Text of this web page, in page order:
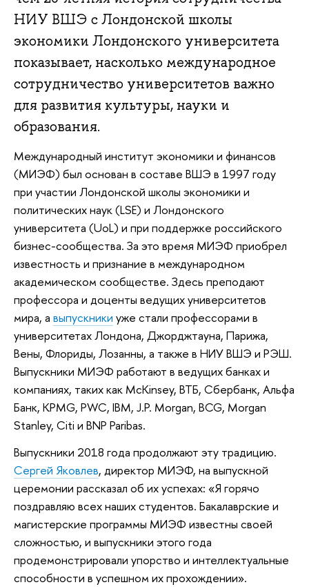
НИУ ВШЭ с Лондонской школы
экономики Лондонского университета
показывает, насколько международное
сотрудничество университетов важно
для развития культуры, науки и
образования.
Международный институт экономики и финансов
(МИЭФ) был основан в составе ВШЭ в 1997 году
при участии Лондонской школы экономики и
политических наук (LSE) и Лондонского
университета (UoL) и при поддержке российского
бизнес-сообщества. За это время МИЭФ приобрел
известность и признание в международном
академическом сообществе. Здесь преподают
профессора и доценты ведущих университетов
мира, а выпускники уже стали профессорами в
университетах Лондона, Джорджтауна, Парижа,
Вены, Флориды, Лозанны, а также в НИУ ВШЭ и РЭШ.
Выпускники МИЭФ работают в ведущих банках и
компаниях, таких как McKinsey, ВТБ, Сбербанк, Альфа
Банк, KPMG, PWC, IBM, J.P. Morgan, BCG, Morgan
Stanley, Citi и BNP Paribas.
Выпускники 2018 года продолжают эту традицию.
Сергей Яковлев, директор МИЭФ, на выпускной
церемонии рассказал об их успехах: «Я горячо
поздравляю всех наших студентов. Бакалаврские и
магистерские программы МИЭФ известны своей
сложностью, и выпускники этого года
продемонстрировали упорство и интеллектуальные
способности в успешном их прохождении».